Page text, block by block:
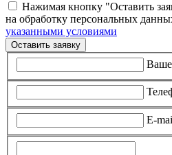
Нажимая кнопку "Оставить
на обработку персональных
указанными условиями
Оставить заявку
E-